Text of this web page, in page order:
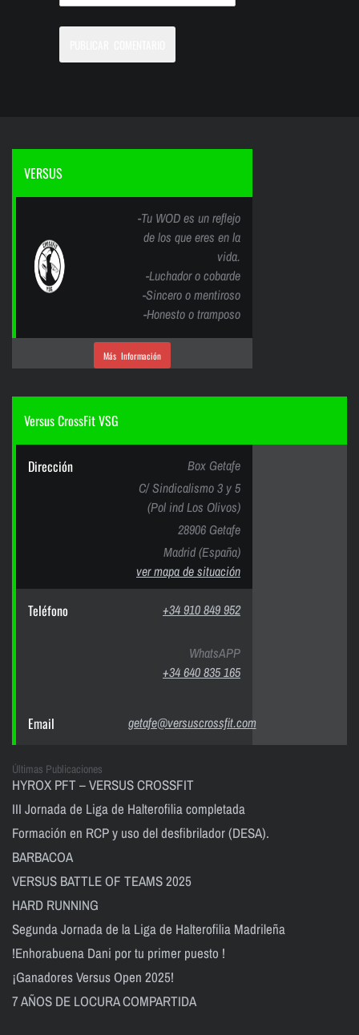
VERSUS
-Tu WOD es un reflejo
de los que eres en la
vida.
-Luchador o cobarde
-Sincero o mentiroso
-Honesto o tramposo
Más Información
Versus CrossFit VSG
Dirección
Box Getafe
C/ Sindicalismo 3 y 5
(Pol ind Los Olivos)
28906 Getafe
Madrid (España)
ver mapa de situación
Teléfono +34 910 849 952
WhatsAPP
+34 640 835 165
Email getafe@versuscrossfit.com
Últimas Publicaciones
HYROX PFT – VERSUS CROSSFIT
III Jornada de Liga de Halterofilia completada
Formación en RCP y uso del desfibrilador (DESA).
BARBACOA
VERSUS BATTLE OF TEAMS 2025
HARD RUNNING
Segunda Jornada de la Liga de Halterofilia Madrileña
!Enhorabuena Dani por tu primer puesto !
¡Ganadores Versus Open 2025!
7 AÑOS DE LOCURA COMPARTIDA